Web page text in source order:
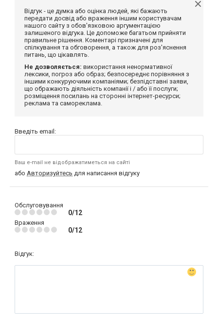
Відгук - це думка або оцінка людей, які бажають
передати досвід або враження іншим користувачам
нашого сайту з обов'язковою аргументацією
залишеного відгука. Це допоможе багатьом прийняти
правильне рішення. Коментарі призначені для
спілкування та обговорення, а також для роз'яснення
питань, що цікавлять.
Не дозволяється: використання ненормативної
лексики, погроз або образ; безпосереднє порівняння з
іншими конкуруючими компаніями; безпідставні заяви,
що ображають діяльність компанії і / або її послуги;
розміщення посилань на сторонні інтернет-ресурси;
реклама та самореклама.
Введіть email:
Ваш e-mail не відображатиметься на сайті
або Авторизуйтесь для написання відгуку
Обслуговування
0/12
Враження
0/12
Відгук: